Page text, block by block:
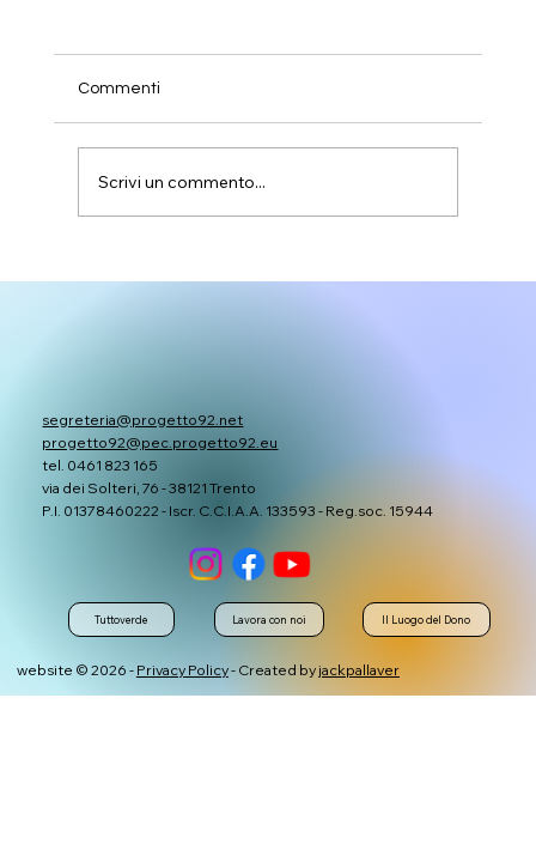
Commenti
Scrivi un commento...
segreteria@progetto92.net
progetto92@pec.progetto92.eu
tel. 0461 823 165
via dei Solteri, 76 - 38121 Trento
P.I. 01378460222 - Iscr. C.C.I.A.A. 133593 - Reg.soc. 15944
website © 2026 - Privacy Policy- Created byjackpallaver
Lavora con noi
Tuttoverde Il Luogo del Dono